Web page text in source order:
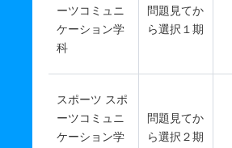
ーツコミュニ
ケーション学
科
問題見てか
ら選択１期
スポーツ スポ
ーツコミュニ
ケーション学
問題見てか
ら選択２期